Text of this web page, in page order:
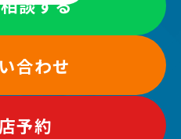
談する
合わせ
予約